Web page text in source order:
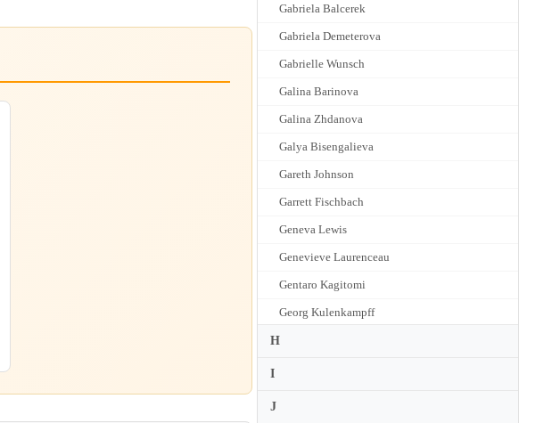
Gabriela Balcerek
Gabriela Demeterova
Gabrielle Wunsch
Galina Barinova
Galina Zhdanova
Galya Bisengalieva
Gareth Johnson
Garrett Fischbach
Geneva Lewis
Genevieve Laurenceau
Gentaro Kagitomi
Georg Kulenkampff
George Enescu
H
I
J